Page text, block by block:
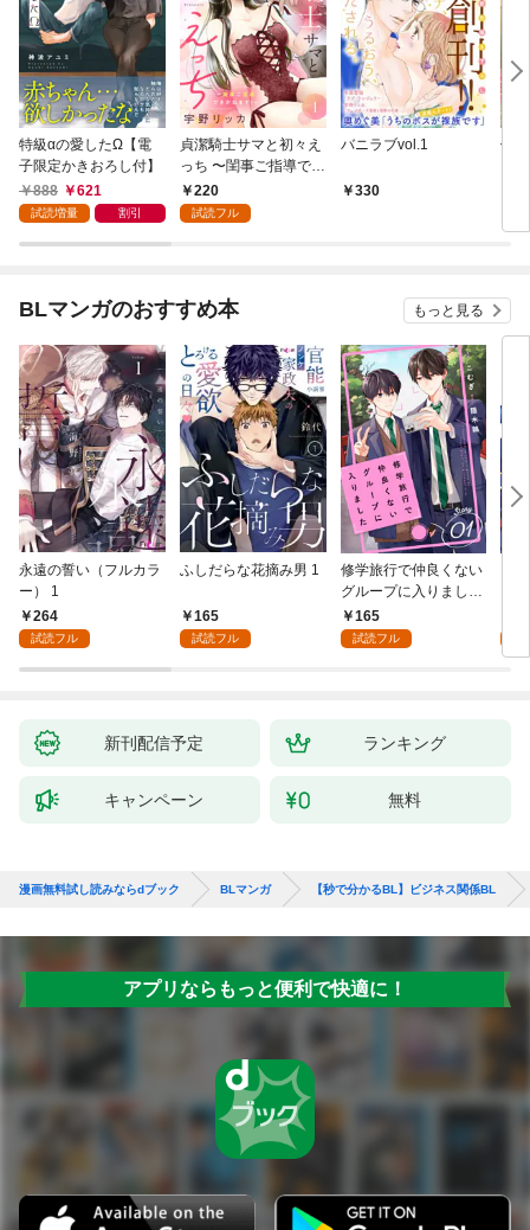
特級αの愛したΩ【電
子限定かきおろし付】
888
621
試読増量 割引
貞潔騎士サマと初々え
っち 〜閨事ご指導でき
かねます！〜（1）
220
試読フル
バニラブvol.1
330
偽
BLマンガのおすすめ本 もっと見る
永遠の誓い（フルカラ
ー） 1
264
試読フル
ふしだらな花摘み男 1
165
試読フル
修学旅行で仲良くない
グループに入りました
【単話版】1巻
165
試読フル
が
ら
新刊配信予定 ランキング
キャンペーン 無料
漫画無料試し読みならdブック BLマンガ 【秒で分かるBL】ビジネス関係BL
アプリならもっと便利で快適に！